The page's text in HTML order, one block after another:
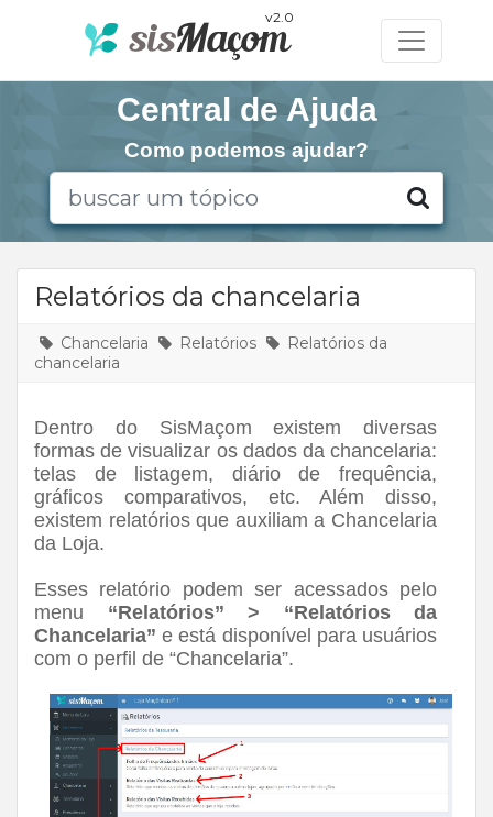
v2.0
Central de Ajuda
Como podemos ajudar?
Relatórios da chancelaria
Chancelaria Relatórios
Relatórios da
chancelaria
Dentro do SisMaçom existem diversas
formas de visualizar os dados da chancelaria:
telas de listagem, diário de frequência,
gráficos comparativos, etc. Além disso,
existem relatórios que auxiliam a Chancelaria
da Loja.
Esses relatório podem ser acessados pelo
menu “Relatórios” > “Relatórios da
Chancelaria” e está disponível para usuários
com o perfil de “Chancelaria”.